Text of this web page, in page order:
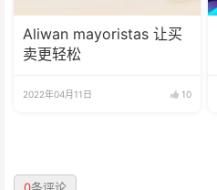
Aliwan mayoristas 让买
卖更轻松
2022年04月11日 10